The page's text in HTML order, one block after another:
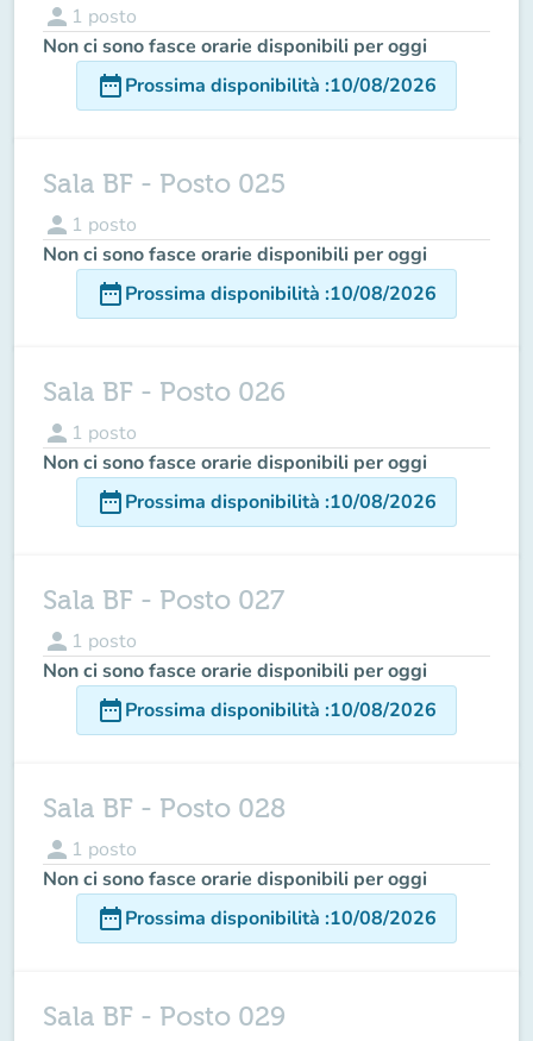
person 1 posto
Non ci sono fasce orarie disponibili per oggi
date_rangeProssima disponibilità :10/08/2026
Sala BF - Posto 025
person 1 posto
Non ci sono fasce orarie disponibili per oggi
date_rangeProssima disponibilità :10/08/2026
Sala BF - Posto 026
person 1 posto
Non ci sono fasce orarie disponibili per oggi
date_rangeProssima disponibilità :10/08/2026
Sala BF - Posto 027
person 1 posto
Non ci sono fasce orarie disponibili per oggi
date_rangeProssima disponibilità :10/08/2026
Sala BF - Posto 028
person 1 posto
Non ci sono fasce orarie disponibili per oggi
date_rangeProssima disponibilità :10/08/2026
Sala BF - Posto 029